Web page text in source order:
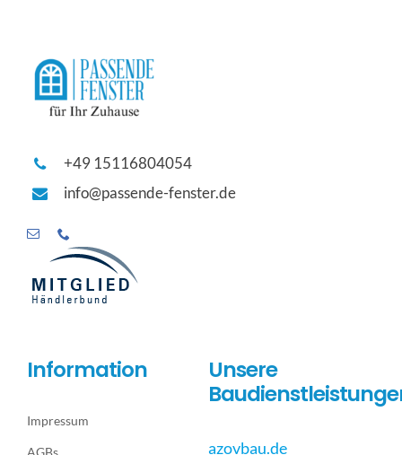
+49 15116804054
info@passende-fenster.de
Information
Impressum
AGBs
Unsere
azovbau.de